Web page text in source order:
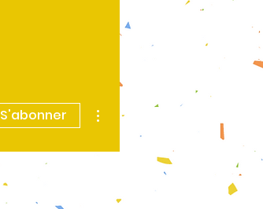
S'abonner
Plus d'actions